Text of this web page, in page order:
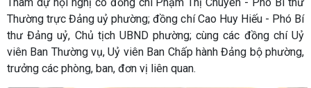
Thường trực Đảng uỷ phường; đồng chí Cao Huy Hiếu - Phó Bí
thư Đảng uỷ, Chủ tịch UBND phường; cùng các đồng chí Uỷ
viên Ban Thường vụ, Uỷ viên Ban Chấp hành Đảng bộ phường,
trưởng các phòng, ban, đơn vị liên quan.